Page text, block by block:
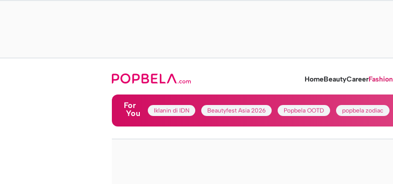
HomeBeautyCareerFashion
For
You
Iklanin di IDN Beautyfest Asia 2026 Popbela OOTD popbela zodiac